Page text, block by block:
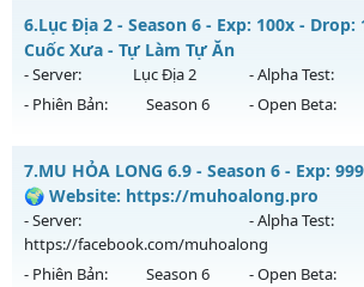
Thể loại: Mu Nguyên bản Webzen
Antihack: GoldShield
MU CUSTOM 5.2 60FPS - CÀY CUỐC FREE
Mu mới ra tháng 08 2026 - Mở máy chủ
ngày 02/08/2626
Exp: 200x - Drop: 100%
Thể loại: Mu Custom thêm đồ mới
Antihack: XShield
6.Lục Địa 2 - Season 6 - Exp: 100x - Drop:
Cuốc Xưa - Tự Làm Tự Ăn
- Server: Lục Địa 2 - Alpha Test:
- Phiên Bản:
Season 6 - Open Beta:
Lục Địa 2 - Chuẩn Cày Cuốc Xưa - Tự Làm
Mu mới ra tháng 08 2026 - Mở máy chủ
ngày 01/08/2626
Exp: 100x - Drop: 10%
7.MU HỎA LONG 6.9 - Season 6 - Exp:
🌍 Website: https://muhoalong.pro
- Server:
https://facebook.com/muhoalong
- Alpha Test:
- Phiên Bản: Season 6 - Open Beta: